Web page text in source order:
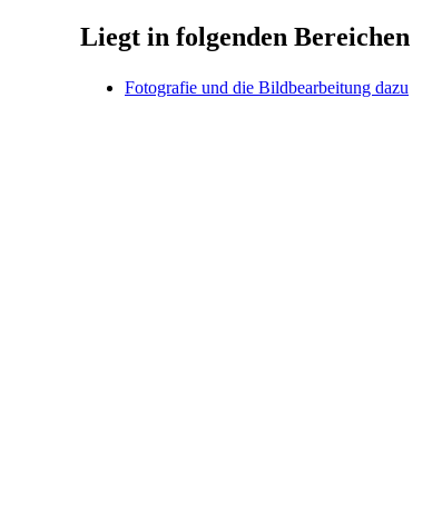
Liegt in folgenden Bereichen
Fotografie und die Bildbearbeitung dazu